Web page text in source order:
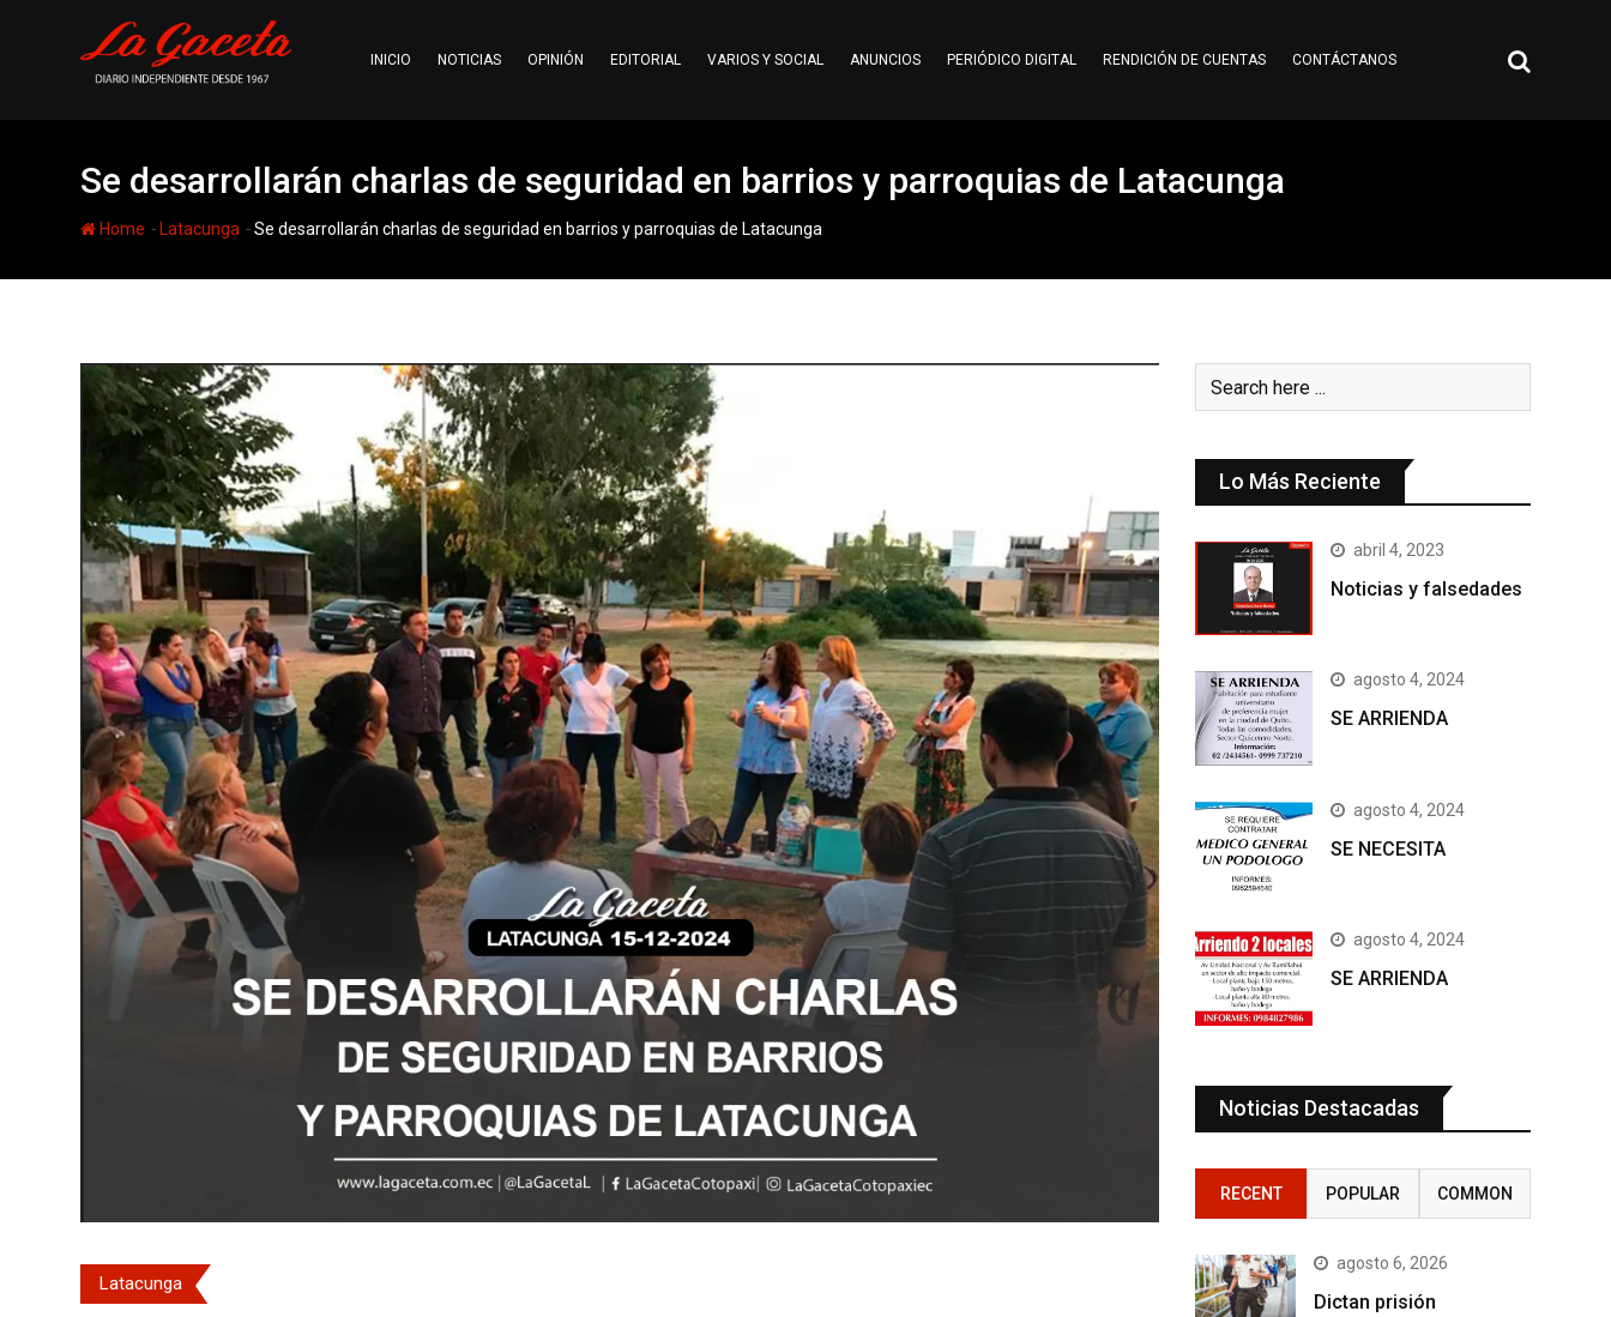
INICIO NOTICIAS OPINIÓN EDITORIAL VARIOS Y SOCIAL ANUNCIOS PERIÓDICO DIGITAL RENDICIÓN DE CUENTAS CONTÁCTANOS
Se desarrollarán charlas de seguridad en barrios y parroquias de Latacunga
Home - Latacunga -Se desarrollarán charlas de seguridad en barrios y parroquias de Latacunga
Latacunga
Lo Más Reciente
abril 4, 2023
Noticias y falsedades
agosto 4, 2024
SE ARRIENDA
agosto 4, 2024
SE NECESITA
agosto 4, 2024
SE ARRIENDA
Noticias Destacadas
RECENT POPULAR COMMON
agosto 6, 2026
Dictan prisión